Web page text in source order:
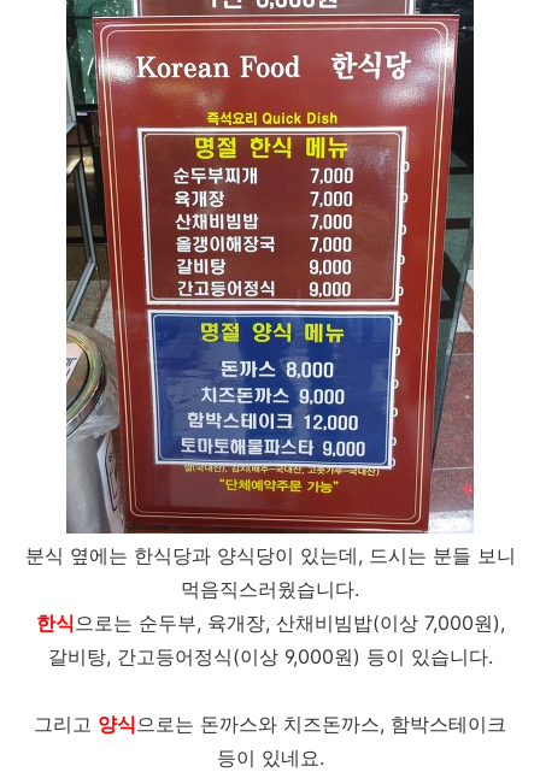
분식 옆에는 한식당과 양식당이 있는데, 드시는 분들 보니
먹음직스러웠습니다.
한식으로는 순두부, 육개장, 산채비빔밥(이상 7,000원),
갈비탕, 간고등어정식(이상 9,000원) 등이 있습니다.
그리고 양식으로는 돈까스와 치즈돈까스, 함박스테이크
등이 있네요.